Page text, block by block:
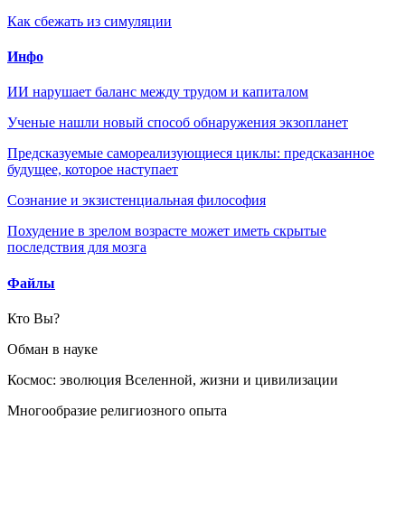
Как сбежать из симуляции
Инфо
ИИ нарушает баланс между трудом и капиталом
Ученые нашли новый способ обнаружения экзопланет
Предсказуемые самореализующиеся циклы: предсказанное
будущее, которое наступает
Сознание и экзистенциальная философия
Похудение в зрелом возрасте может иметь скрытые
последствия для мозга
Файлы
Кто Вы?
Обман в науке
Космос: эволюция Вселенной, жизни и цивилизации
Многообразие религиозного опыта